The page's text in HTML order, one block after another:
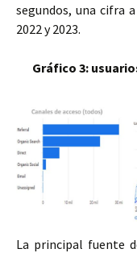
segundos, una cifra
2022 y 2023.
Gráfico 3:
La principal fuente